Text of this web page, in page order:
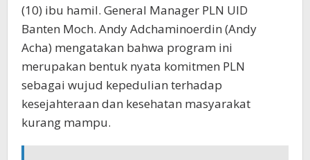
(10) ibu hamil. General Manager PLN UID
Banten Moch. Andy Adchaminoerdin (Andy
Acha) mengatakan bahwa program ini
merupakan bentuk nyata komitmen PLN
sebagai wujud kepedulian terhadap
kesejahteraan dan kesehatan masyarakat
kurang mampu.